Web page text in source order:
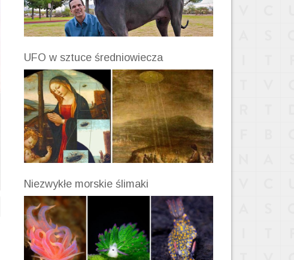
UFO w sztuce średniowiecza
Niezwykłe morskie ślimaki